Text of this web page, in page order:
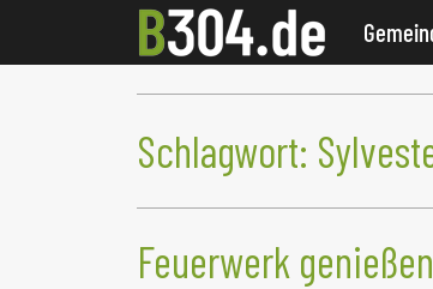
Schlagwort:
Feuerwerk